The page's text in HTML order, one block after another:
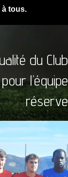
à tous.
du Club
l’équipe
réserve